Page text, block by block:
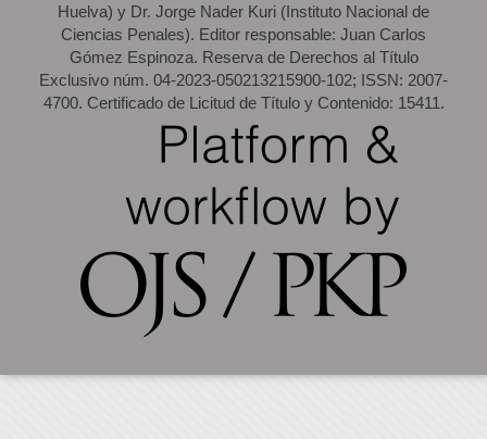
Huelva) y Dr. Jorge Nader Kuri (Instituto Nacional de
Ciencias Penales). Editor responsable: Juan Carlos
Gómez Espinoza. Reserva de Derechos al Título
Exclusivo núm. 04-2023-050213215900-102; ISSN: 2007-
4700. Certificado de Licitud de Título y Contenido: 15411.